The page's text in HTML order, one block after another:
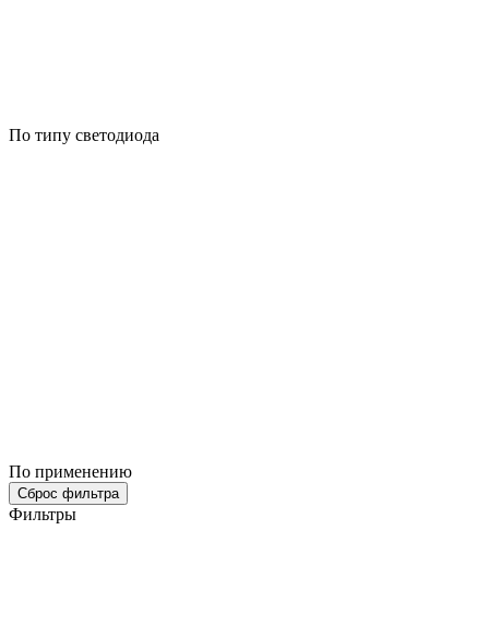
По типу светодиода
По применению
Сброс фильтра
Фильтры